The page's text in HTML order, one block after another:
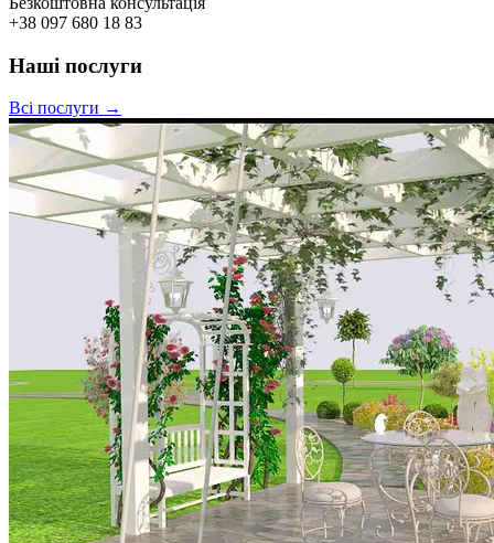
+38 097 680 18 83
Наші послуги
Всі послуги →